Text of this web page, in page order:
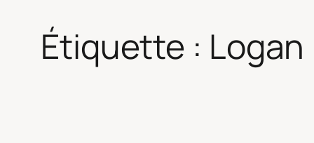
Étiquette : Logan